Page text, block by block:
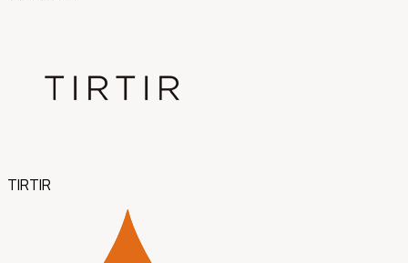
TIRTIR